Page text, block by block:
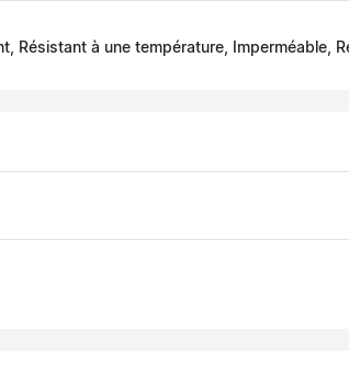
Résistant à une température, Imperméable,